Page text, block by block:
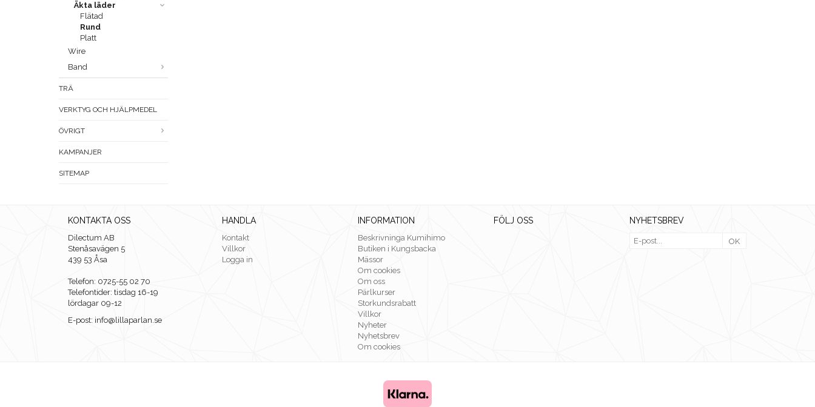
Äkta läder
Flätad
Rund
Platt
Wire
Band
TRÄ
VERKTYG OCH HJÄLPMEDEL
ÖVRIGT
KAMPANJER
SITEMAP
KONTAKTA OSS
Dilectum AB
Stenåsavägen 5
439 53 Åsa
Telefon: 0725-55 02 70
Telefontider: tisdag 16-19
lördagar 09-12
E-post: info@lillaparlan.se
HANDLA
Kontakt
Villkor
Logga in
INFORMATION
Beskrivninga Kumihimo
Butiken i Kungsbacka
Mässor
Om cookies
Om oss
Pärlkurser
Storkundsrabatt
Villkor
Nyheter
Nyhetsbrev
Om cookies
FÖLJ OSS NYHETSBREV
OK